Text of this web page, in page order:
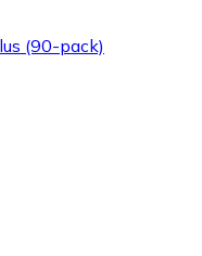
(90-pack)